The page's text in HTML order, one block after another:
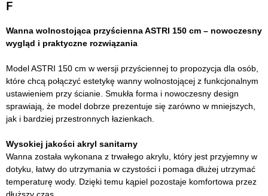
F
Wanna wolnostojąca przyścienna ASTRI 150 cm – nowoczesny
wygląd i praktyczne rozwiązania
Model ASTRI 150 cm w wersji przyściennej to propozycja dla osób,
które chcą połączyć estetykę wanny wolnostojącej z funkcjonalnym
ustawieniem przy ścianie. Smukła forma i nowoczesny design
sprawiają, że model dobrze prezentuje się zarówno w mniejszych,
jak i bardziej przestronnych łazienkach.
Wysokiej jakości akryl sanitarny
Wanna została wykonana z trwałego akrylu, który jest przyjemny w
dotyku, łatwy do utrzymania w czystości i pomaga dłużej utrzymać
temperaturę wody. Dzięki temu kąpiel pozostaje komfortowa przez